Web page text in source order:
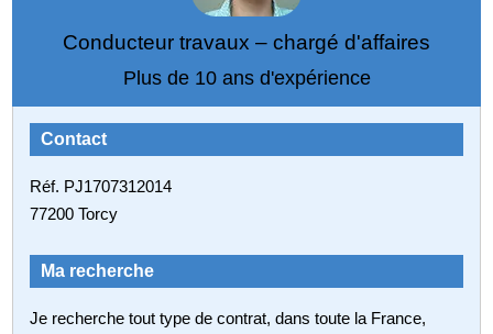
Conducteur travaux – chargé d'affaires
Plus de 10 ans d'expérience
Contact
Réf. PJ1707312014
77200 Torcy
Ma recherche
Je recherche tout type de contrat, dans toute la France,